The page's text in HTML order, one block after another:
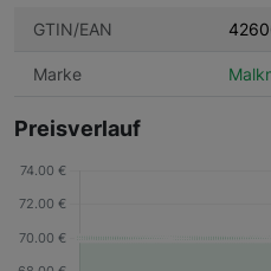
GTIN/EAN
Marke
Preisverlauf